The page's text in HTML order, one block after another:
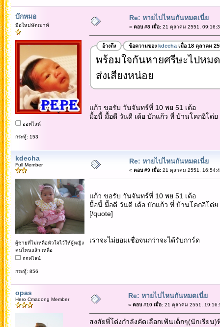
บักหมอ
มือใหม่หัดเมาท์
ออฟไลน์
กระทู้: 153
Re: หายไปไหนกันหมดเนี่ย
« ตอบ #8 เมื่อ:21 ตุลาคม 2551,
อ้างถึง ข้อความของ kdechaเมื่อ 18 ตุลาคม
พร้อมใจกันหายศรีษะไปหม
ส่งเสียงหน่อย
แก้ว ขอรับ วันจันทร์ที่ 10 พย 51 เด้อ
มื้อนี้ มื้อดี วันดี เด้อ บักแก้ว ที่ บ้านโคกอิโด่ย
kdecha
Full Member
ผู้ชายที่ไม่เหลือหัวใจไว้ให้ผู้หญิง
คนไหนแล้ว เหลือ
ออฟไลน์
กระทู้: 856
Re: หายไปไหนกันหมดเนี่ย
« ตอบ #9 เมื่อ:21 ตุลาคม 2551,
แก้ว ขอรับ วันจันทร์ที่ 10 พย 51 เด้อ
มื้อนี้ มื้อดี วันดี เด้อ บักแก้ว ที่ บ้านโคกอิโด่ย
[/quote]
เราจะไม่ยอมเชื่อจนกว่าจะได้รับการ์ด
opas
Hero Cmadong Member Re: หายไปไหนกันหมดเนี่ย
« ตอบ #10 เมื่อ:21 ตุลาคม 2551,
สงสัยพี่โด่งกำลังคัดเลือกเฟ้นเด็กๆ(นักเรีย